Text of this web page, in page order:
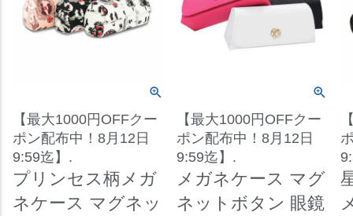
【最大1000円OFFクー
ポン配布中！8月12日
9:59迄】.
プリンセス柄メガ
ネケース マグネッ
【最大1000円OFFクー
ポン配布中！8月12日
9:59迄】.
メガネケース マグ
ネットボタン 眼鏡